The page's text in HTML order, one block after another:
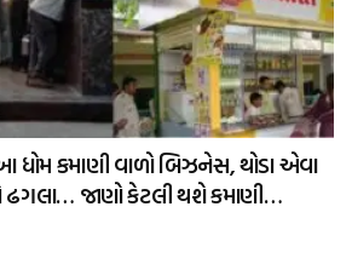
કમાણી વાળો બિઝનેસ, થોડા એવા
ઢગલા… જાણો કેટલી થશે કમાણી…